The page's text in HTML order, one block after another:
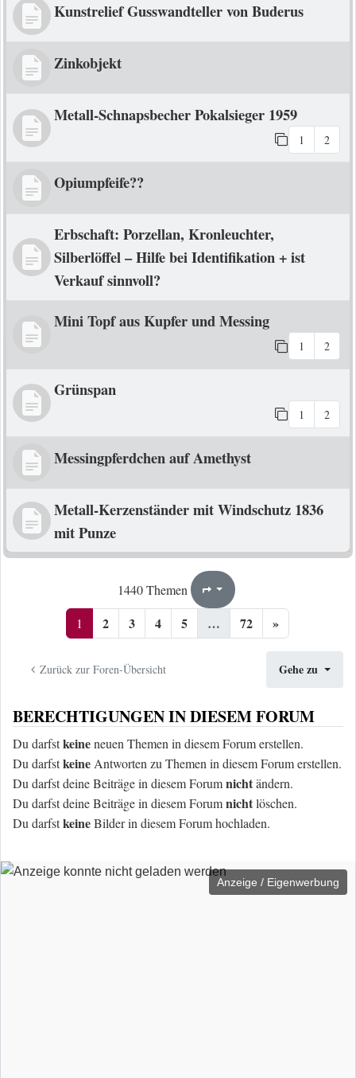
Kunstrelief Gusswandteller von Buderus
Zinkobjekt
Metall-Schnapsbecher Pokalsieger 1959
1 2
Opiumpfeife??
Erbschaft: Porzellan, Kronleuchter,
Silberlöffel – Hilfe bei Identifikation + ist
Verkauf sinnvoll?
Mini Topf aus Kupfer und Messing
1 2
Grünspan
1 2
Messingpferdchen auf Amethyst
Metall-Kerzenständer mit Windschutz 1836
mit Punze
1440 Themen Seite1
1 2 3 4 5 … 72 »
Zurück zur Foren-Übersicht Gehe zu
BERECHTIGUNGEN IN DIESEM FORUM
Du darfstkeineneuen Themen in diesem Forum erstellen.
Du darfstkeineAntworten zu Themen in diesem Forum erstellen.
Du darfst deine Beiträge in diesem Forumnichtändern.
Du darfst deine Beiträge in diesem Forumnichtlöschen.
Du darfstkeineBilder in diesem Forum hochladen.
Anzeige / Eigenwerbung